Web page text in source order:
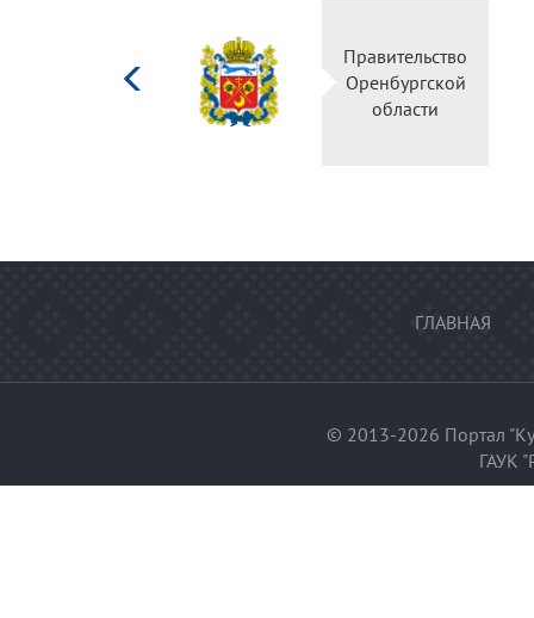
культуры
Российской
Правительство
Оренбургской
области
ГЛАВНАЯ
© 2013-2026 Портал
ГАУК